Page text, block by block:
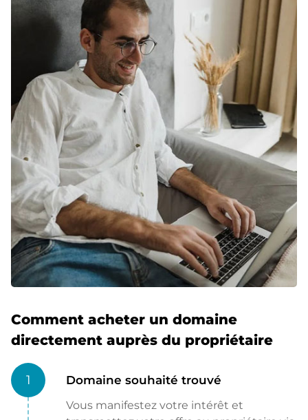
Comment acheter un domaine
directement auprès du propriétaire
1 Domaine souhaité trouvé
Vous manifestez votre intérêt et